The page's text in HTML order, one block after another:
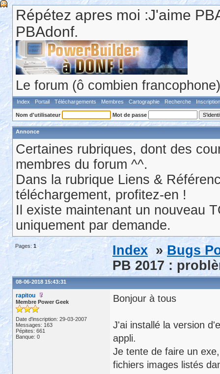
Répétez apres moi :J'aime
PBAdonf.
Le forum (ô combien
Index Portail Téléchargements Membres Cartographie Recherche Inscription
Nom d'utilisateur Mot de passe
Annonce
Certaines rubriques, dont des
membres du forum ^^.
Dans la rubrique Liens &
téléchargement, profitez-en !
Il existe maintenant un nouveau
uniquement par demande.
Pages: 1 Index »Bugs
PB 2017 :
08-06-2018 15:43:31
rapitou
Membre Power Geek
Date d'inscription: 29-03-2007
Messages: 163
Pépites: 661
Banque: 0
Bonjour à tous
J'ai installé la version
appli.
Je tente de faire un
fichiers images listés